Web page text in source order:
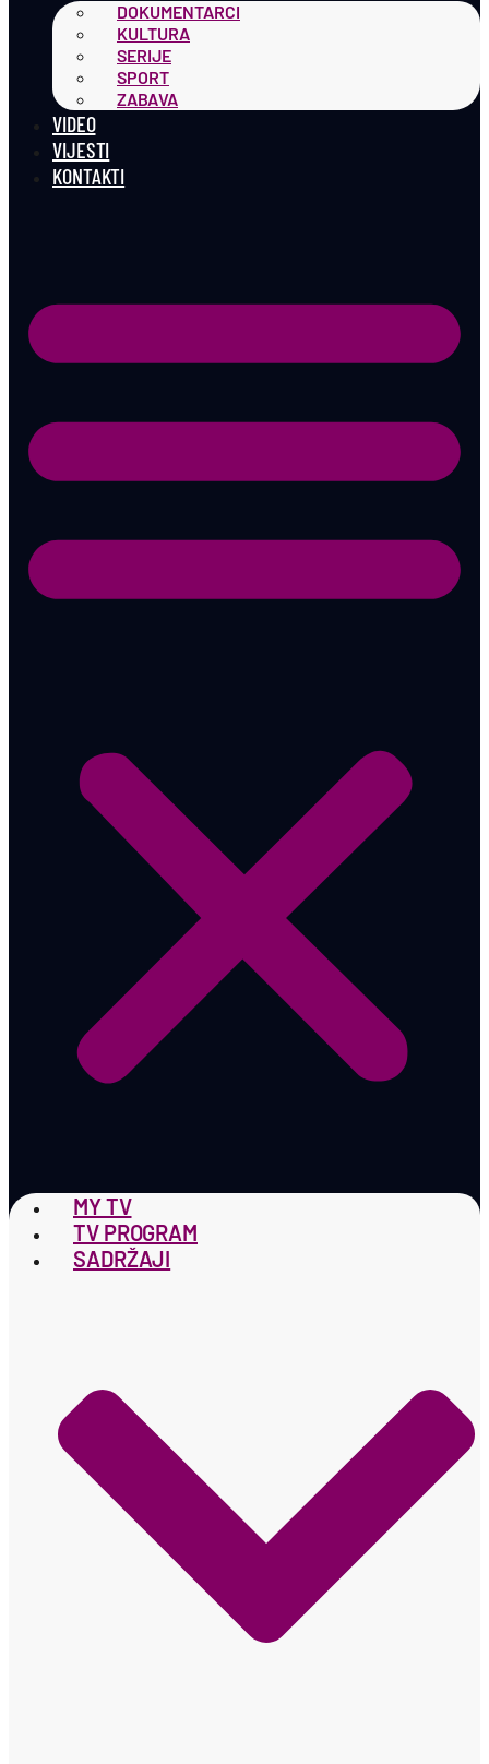
DOKUMENTARCI
KULTURA
SERIJE
SPORT
ZABAVA
VIDEO
VIJESTI
KONTAKTI
MY TV
TV PROGRAM
SADRŽAJI